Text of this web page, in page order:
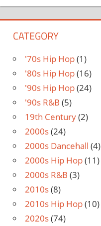
CATEGORY
'70s Hip Hop(1)
'80s Hip Hop(16)
'90s Hip Hop(24)
'90s R&B (5)
19th Century(2)
2000s(24)
2000s Dancehall (4)
2000s Hip Hop(11)
2000s R&B (3)
2010s(8)
2010s Hip Hop(10)
2020s(74)